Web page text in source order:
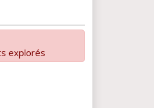
explorés